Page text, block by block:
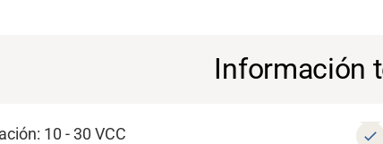
Información
10 - 30 VCC